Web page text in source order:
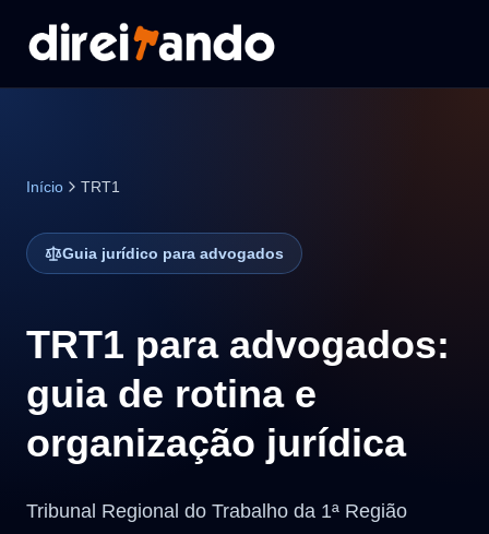
Início TRT1
Guia jurídico para advogados
TRT1 para advogados:
guia de rotina e
organização jurídica
Tribunal Regional do Trabalho da 1ª Região